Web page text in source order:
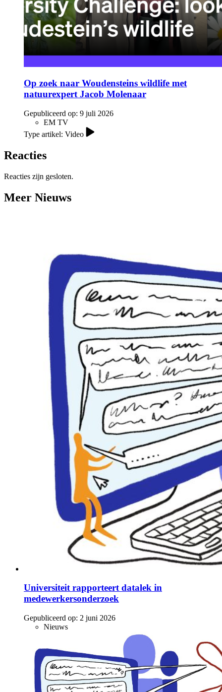
Op zoek naar Woudensteins wildlife met
natuurexpert Jacob Molenaar
Gepubliceerd op: 9 juli 2026
EM TV
Type artikel: Video
Reacties
Reacties zijn gesloten.
Meer Nieuws
Universiteit rapporteert datalek in
medewerkersonderzoek
Gepubliceerd op: 2 juni 2026
Nieuws